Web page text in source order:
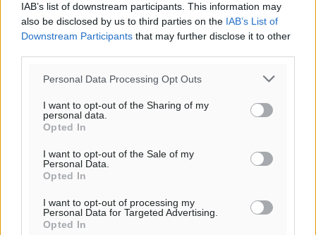
IAB’s list of downstream participants. This information may
also be disclosed by us to third parties on the IAB’s List of
Downstream Participants that may further disclose it to other
Personal Data Processing Opt Outs
I want to opt-out of the Sharing of my
personal data.
Opted In
I want to opt-out of the Sale of my
Personal Data.
Opted In
I want to opt-out of processing my
Personal Data for Targeted Advertising.
Opted In
Εγκρίθηκε η ηλεκτρική διασύνδεση Ρόδου και Κω
Τοπικές Ειδήσεις• πριν 6 ώρες
Νέο ανακαινισμένο δημοτικό τουριστικό γραφείο
Τοπικές Ειδήσεις• πριν 6 ώρες
Ρόδο ο Πρέσβης της Βραζιλίας στην Ελλάδα
Τοπικές Ειδήσεις